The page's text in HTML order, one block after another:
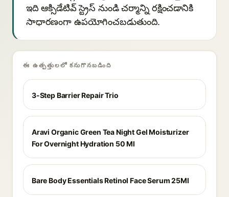
ఇది ఆక్సిడేటివ్ స్ట్రెస్ నుండి చర్మాన్ని రక్షించడానికి
సాధారణంగా ఉపయోగించబడుతుంది.
ఈ ఉత్పత్తులలో కనుగొనబడింది
3-Step Barrier Repair Trio
Aravi Organic Green Tea Night Gel Moisturizer
For Overnight Hydration 50 Ml
Bare Body Essentials Retinol Face Serum 25Ml